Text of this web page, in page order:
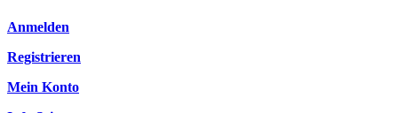
Anmelden
Registrieren
Mein Konto